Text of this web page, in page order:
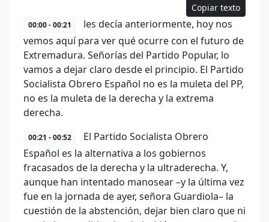
Copiar texto
00:00 - 00:21
les decía anteriormente, hoy nos
vemos aquí para ver qué ocurre con el futuro de
Extremadura. Señorías del Partido Popular, lo
vamos a dejar claro desde el principio. El Partido
Socialista Obrero Español no es la muleta del PP,
no es la muleta de la derecha y la extrema
derecha.
00:21 - 00:52
El Partido Socialista Obrero
Español es la alternativa a los gobiernos
fracasados de la derecha y la ultraderecha. Y,
aunque han intentado manosear –y la última vez
fue en la jornada de ayer, señora Guardiola– la
cuestión de la abstención, dejar bien claro que ni